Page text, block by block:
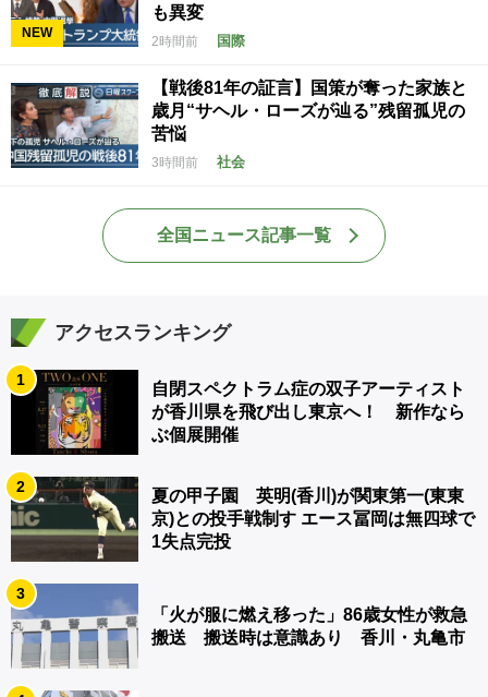
NEW
も異変
2時間前 国際
【戦後81年の証言】国策が奪った家族と
歳月“サヘル・ローズが辿る”残留孤児の
苦悩
3時間前 社会
全国ニュース記事一覧
アクセスランキング
1
自閉スペクトラム症の双子アーティスト
が香川県を飛び出し東京へ！ 新作なら
ぶ個展開催
2
夏の甲子園 英明(香川)が関東第一(東東
京)との投手戦制す エース冨岡は無四球で
1失点完投
3
「火が服に燃え移った」86歳女性が救急
搬送 搬送時は意識あり 香川・丸亀市